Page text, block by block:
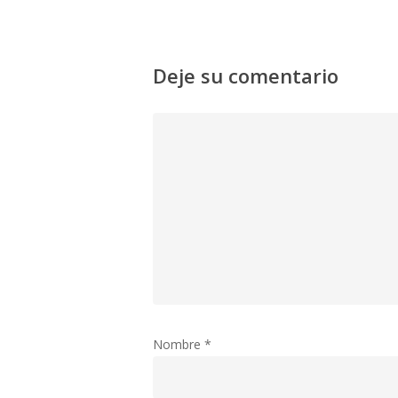
Deje su comentario
Nombre *